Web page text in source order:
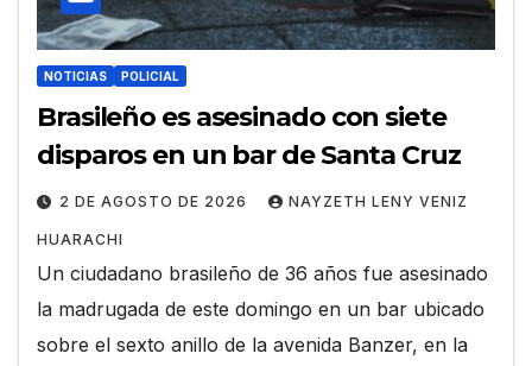
NOTICIAS POLICIAL
Brasileño es asesinado con siete
disparos en un bar de Santa Cruz
2 DE AGOSTO DE 2026 NAYZETH LENY VENIZ
HUARACHI
Un ciudadano brasileño de 36 años fue asesinado
la madrugada de este domingo en un bar ubicado
sobre el sexto anillo de la avenida Banzer, en la